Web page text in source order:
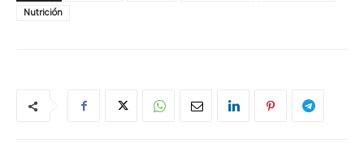
Nutrición